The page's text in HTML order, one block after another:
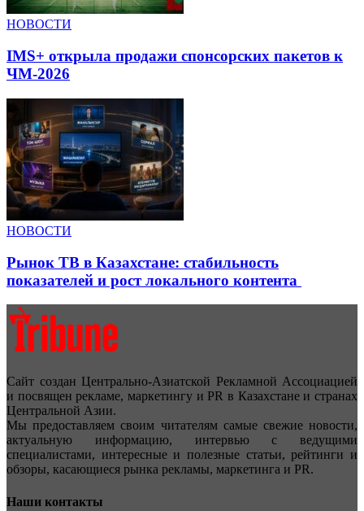
НОВОСТИ
IMS+ открыла продажи спонсорских пакетов к
ЧМ-2026
НОВОСТИ
Рынок ТВ в Казахстане: стабильность
показателей и рост локального контента
Сайт создан Центрально-Азиатской Рекламной Ассоциацией
и посвящен рекламе, маркетингу и PR в Казахстане и странах
Центральной Азии.
Мы предоставляем своим читателям самые свежие новости,
актуальную информацию, интервью с ведущими
специалистами, интересные и полезные статьи, рейтинги и
обзоры, касающиеся рынка рекламы, маркетинга и PR.
Наши контакты